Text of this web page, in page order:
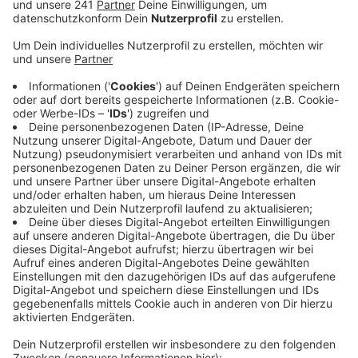
Veröffentlicht:Montag, 29.07.2024 06:12
Anzeige
Nicht viel später, gegen 22 Uhr 50, war ein Autofahrer
mit deutlich überhöhter Geschwindigkeit unterwegs
und fuhr der Polizei davon. Mit der Hilfe von Zeugen
konnten die Beamten den Mann aber stellen. Er hatte
sein Auto abgestellt und war weggelaufen, kam aber
dann doch reumütig zurück, als die Beamten sein Auto
gerade sicherstellen wollten. Gegen ein Uhr dann war
ein 29-Jähriger wohl unter Drogeneinfluss unterwegs
und krachte in geparkte Autos, es entstand ein
Sachschaden von etwa 80.000 Euro. Der Mann
behauptete gegenüber der Polizei, nur der Beifahrer
gewesen zu sein - aber der Trick klappte nicht, den
Beamten war schnell klar, dass es nur der Mann